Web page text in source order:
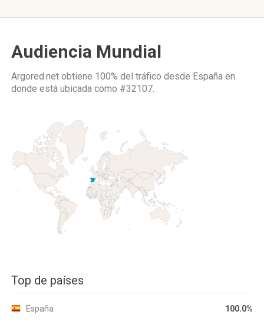
Audiencia Mundial
Argored.net obtiene 100% del tráfico desde España en
donde está ubicada como #32107.
Top de países
España 100.0%